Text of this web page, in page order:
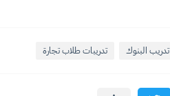
تدريب البنوك تدريبات طلاب تجارة